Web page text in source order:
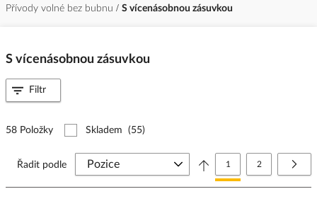
Přívody volné bez bubnu
S vícenásobnou zásuvkou
S vícenásobnou zásuvkou
58 Položky Skladem (55)
Stránka
Právě si prohlížíte
1 Stránka
2
Řadit podle
Filtr